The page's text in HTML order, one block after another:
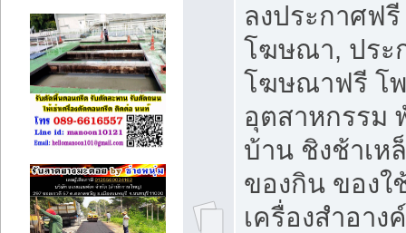
ลงประกาศฟ
โฆษณา, ประ
โฆษณาฟรี โ
อุตสาหกรรม
บ้าน ชิงช้าเห
ของกิน ของใ
เครื่องสำอา